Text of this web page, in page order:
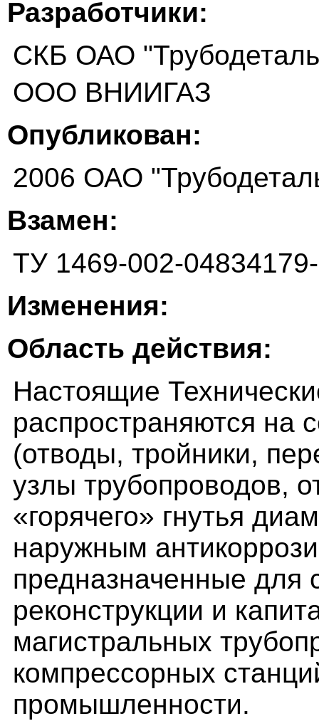
Разработчики:
СКБ ОАО
ООО ВНИИГАЗ
Опубликован:
2006 ОАО
Взамен:
ТУ 1469-002-
Изменения:
Область действия:
Настоящие
распространяются на
(отводы, тройники,
узлы трубопроводов,
«горячего» гнутья
наружным
предназначенные для
реконструкции и
магистральных
компрессорных
промышленности.